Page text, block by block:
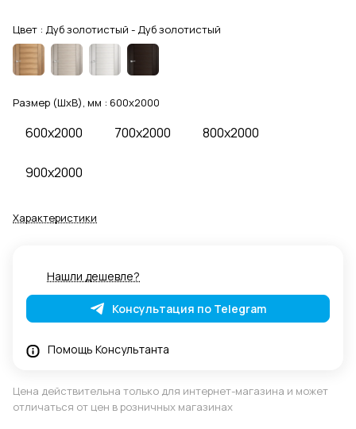
Цвет : Дуб золотистый - Дуб золотистый
Размер (ШхВ), мм : 600x2000
600x2000 700x2000 800x2000
900x2000
Характеристики
Нашли дешевле?
Консультация по Telegram
Помощь Консультанта
Цена действительна только для интернет-магазина и может
отличаться от цен в розничных магазинах